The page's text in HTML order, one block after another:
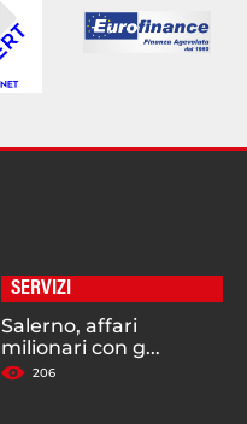
SERVIZI
Salerno, affari
milionari con g...
206